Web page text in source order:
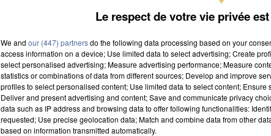
Le respect de votre vie privée
We and our (447) partnersdo the following data processing based on your
access information on a device; Use limited data to select advertising; Create
select personalised advertising; Measure advertising performance; Measure
statistics or combinations of data from different sources; Develop and improve
profiles to select personalised content; Use limited data to select content;
Deliver and present advertising and content; Save and communicate privacy
data such as IP address and browsing data to offer following functionalities:
requested; Use precise geolocation data; Match and combine data from other
based on information transmitted automatically.